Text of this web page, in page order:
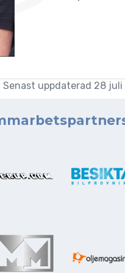
Senast uppdaterad 28 juli